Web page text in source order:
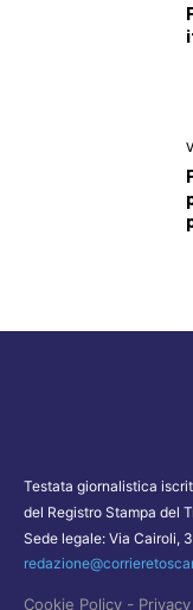
Testata giornalistica
del Registro Stampa del
Sede legale: Via Cairoli,
Cookie Policy -